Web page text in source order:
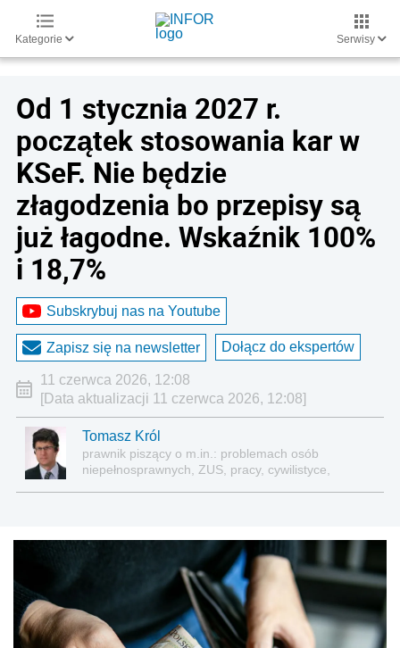
Kategorie Serwisy
Od 1 stycznia 2027 r.
początek stosowania kar w
KSeF. Nie będzie
złagodzenia bo przepisy są
już łagodne. Wskaźnik 100%
i 18,7%
Subskrybuj nas na Youtube
Zapisz się na newsletter Dołącz do ekspertów
11 czerwca 2026, 12:08
[Data aktualizacji 11 czerwca 2026, 12:08]
Tomasz Król
prawnik piszący o m.in.: problemach osób
niepełnosprawnych, ZUS, pracy, cywilistyce,